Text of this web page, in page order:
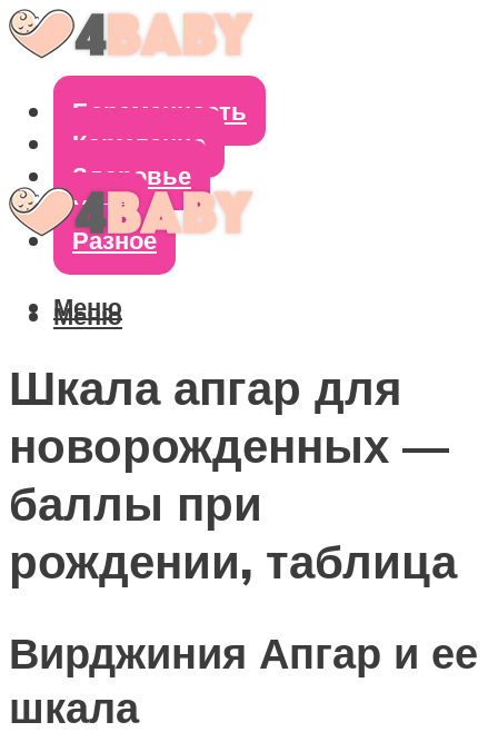
Беременность
Кормление
Здоровье
Уход
Разное
Меню
Меню
Шкала апгар для
новорожденных —
баллы при
рождении, таблица
Вирджиния Апгар и ее
шкала